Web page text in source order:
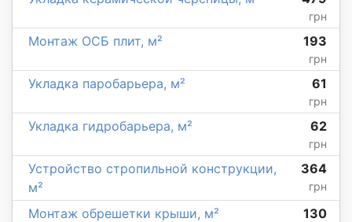
грн
Монтаж ОСБ плит, м² 193
грн
Укладка паробарьера, м² 61
грн
Укладка гидробарьера, м² 62
грн
Устройство стропильной конструкции,
м²
364
грн
Монтаж обрешетки крыши, м² 130